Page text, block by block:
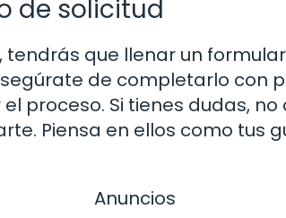
de solicitud
tendrás que llenar un
de completarlo con
proceso. Si tienes dudas,
Piensa en ellos como tus
Anuncios